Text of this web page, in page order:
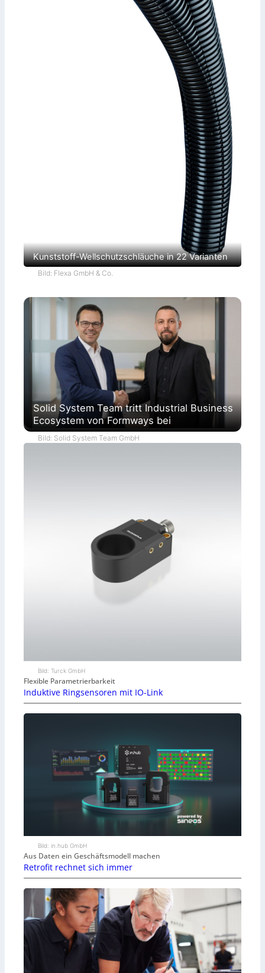
Kunststoff-Wellschutzschläuche in 22 Varianten
Bild: Flexa GmbH & Co.
Solid System Team tritt Industrial Business
Ecosystem von Formways bei
Bild: Solid System Team GmbH
Bild: Turck GmbH
Flexible Parametrierbarkeit
Induktive Ringsensoren mit IO-Link
Bild: in.hub GmbH
Aus Daten ein Geschäftsmodell machen
Retrofit rechnet sich immer